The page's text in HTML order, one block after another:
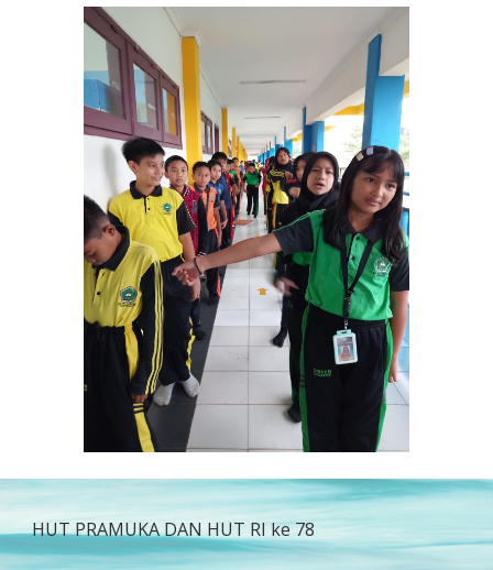
HUT PRAMUKA DAN HUT RI ke 78